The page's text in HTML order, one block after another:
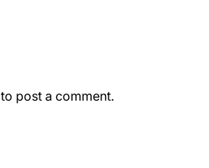
to post a comment.